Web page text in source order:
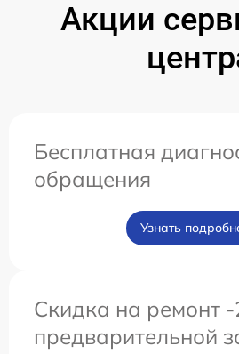
Акции
Бесплатная
обращения
Узнать
Скидка на ремонт
предварительной